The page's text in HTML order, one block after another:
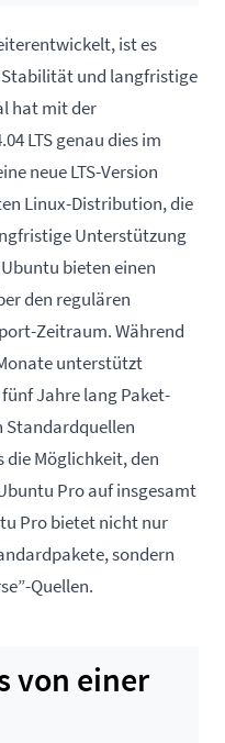
ist es
und langfristige
hat mit der
LTS genau dies im
neue LTS-Version
Linux-Distribution, die
Unterstützung
bieten einen
den regulären
Zeitraum. Während
unterstützt
Jahre lang Paket-
Standardquellen
die Möglichkeit, den
Pro auf insgesamt
Pro bietet nicht nur
sondern
Quellen.
von einer